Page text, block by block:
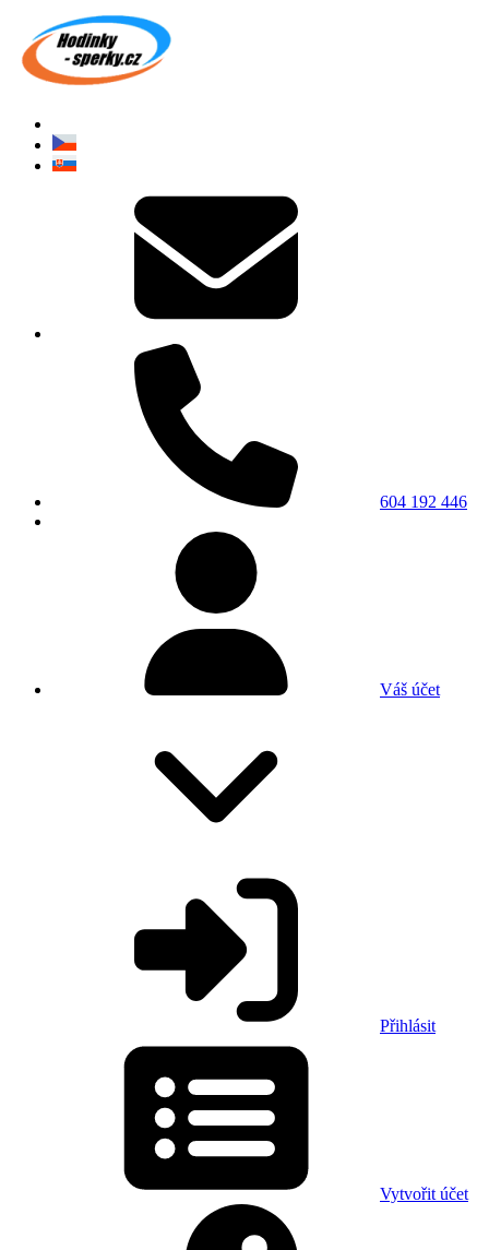
604 192 446
Váš účet
Přihlásit
Vytvořit účet